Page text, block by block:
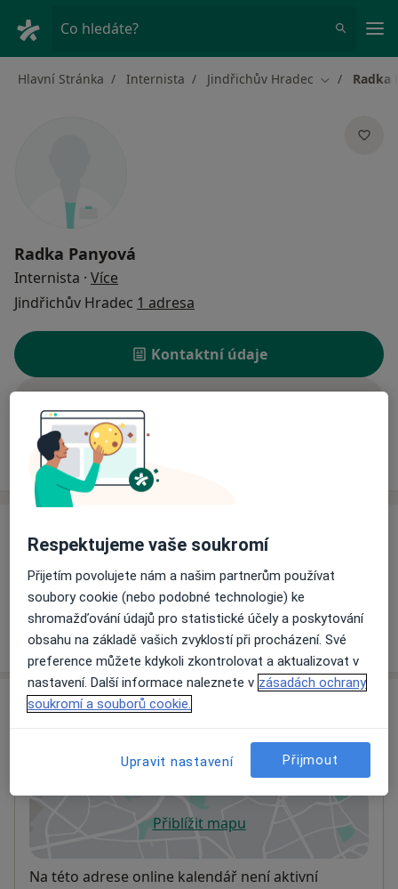
Co hledáte?
Hlavní Stránka Internista Jindřichův Hradec ZměnaRadka
Radka Panyová
Internista · Více
Jindřichův Hradec 1 adresa
Kontaktní údaje
Ceník Adresy
Ceník
Informace o službách a cenách nejsou k dispozici
Tento specialista ještě nepřidával žádné informace o
svých službách.
Adresa
Jindřichův Hradec
Přiblížit mapuse otevře v nové záložce
Dostupnost
Na této adrese online kalendář není aktivní
Respektujeme vaše soukromí
Přijetím povolujete nám a našim partnerům používat
soubory cookie (nebo podobné technologie) ke
shromažďování údajů pro statistické účely a poskytování
obsahu na základě vašich zvyklostí při procházení. Své
preference můžete kdykoli zkontrolovat a aktualizovat v
nastavení. Další informace naleznete v zásadách ochrany
soukromí a souborů cookie.
Upravit nastavení Přijmout